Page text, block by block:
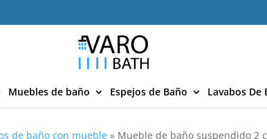
Muebles de baño Espejos de Baño Lavabos De
de baño con mueble » Mueble de baño suspendido 2